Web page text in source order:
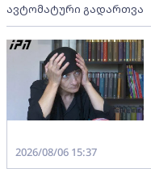
ავტომატური გადართვა
2026/08/06 15:37